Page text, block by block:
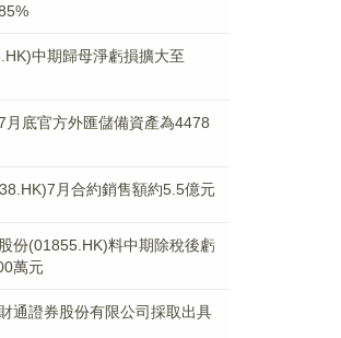
中期歸母淨虧損擴大至
月底官方外匯儲備資產為4478
月合約銷售額約5.5億元
份(01855.HK)料中期除稅後虧
萬元
通證券股份有限公司採取出具